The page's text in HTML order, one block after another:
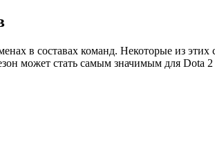
в составах команд. Некоторые из
может стать самым значимым для Dota